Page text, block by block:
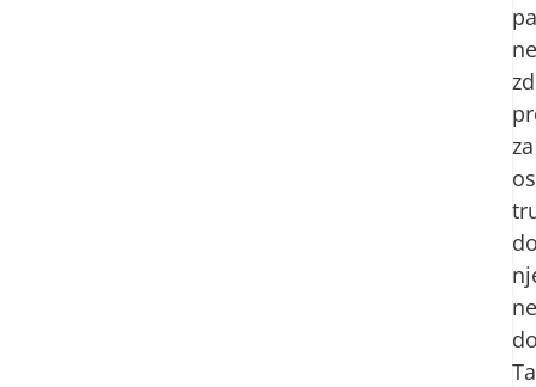
za
ne